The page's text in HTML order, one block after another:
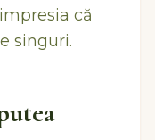
că
singuri.